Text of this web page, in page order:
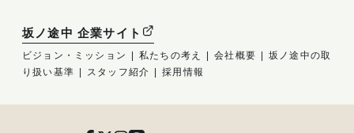
坂ノ途中 企業サイト
ビジョン・ミッション 私たちの考え 会社概要
坂ノ途中の取
り扱い基準
スタッフ紹介 採用情報